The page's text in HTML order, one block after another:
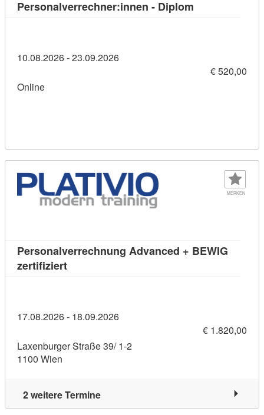
Personalverrechner:innen - Diplom
10.08.2026 - 23.09.2026
€ 520,00
Online
MERKEN
Personalverrechnung Advanced + BEWIG
zertifiziertKursdetail: Personalverrechnung
17.08.2026 - 18.09.2026
€ 1.820,00
Laxenburger Straße 39/ 1-2
1100 Wien
2 weitere Termine